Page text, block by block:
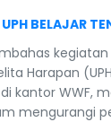
BELAJAR
kegiatan
Harapan
kantor WWF,
mengurangi